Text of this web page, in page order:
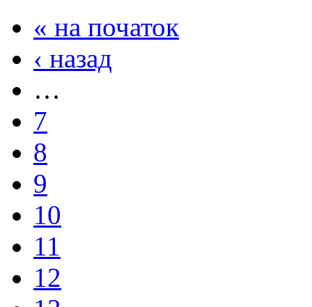
« на початок
‹ назад
…
7
8
9
10
11
12